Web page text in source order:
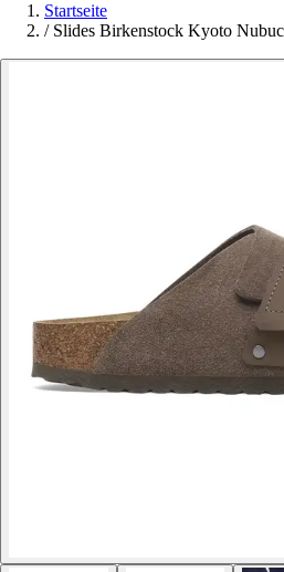
Startseite
/ Slides Birkenstock Kyoto